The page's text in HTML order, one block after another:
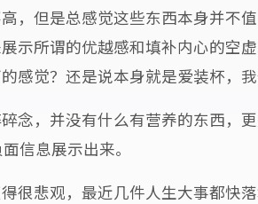
，但是总感觉这些东西本身并不值
示所谓的优越感和填补内心的空虚
感觉？还是说本身就是爱装杯，我
念，并没有什么有营养的东西，更
信息展示出来。
很悲观，最近几件人生大事都快